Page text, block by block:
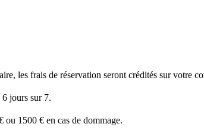
les frais de réservation seront crédités sur votre
jours sur 7.
ou 1500 € en cas de dommage.